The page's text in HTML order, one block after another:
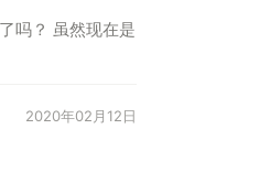
吗？ 虽然现在是
2020年02月12日